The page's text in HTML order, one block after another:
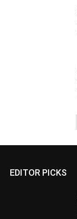
EDITOR PICKS